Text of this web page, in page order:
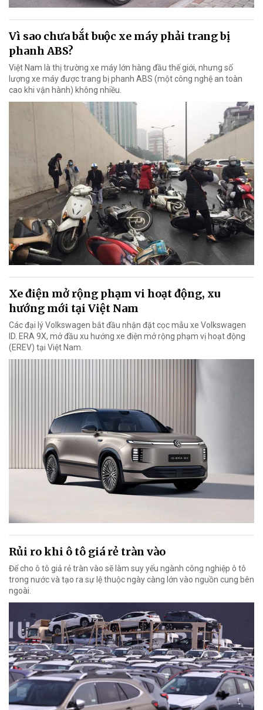
Vì sao chưa bắt buộc xe máy phải trang bị
phanh ABS?
Việt Nam là thị trường xe máy lớn hàng đầu thế giới, nhưng số
lượng xe máy được trang bị phanh ABS (một công nghệ an toàn
cao khi vận hành) không nhiều.
Xe điện mở rộng phạm vi hoạt động, xu
hướng mới tại Việt Nam
Các đại lý Volkswagen bắt đầu nhận đặt cọc mẫu xe Volkswagen
ID. ERA 9X, mở đầu xu hướng xe điện mở rộng phạm vị hoạt động
(EREV) tại Việt Nam.
Rủi ro khi ô tô giá rẻ tràn vào
Để cho ô tô giả rẻ tràn vào sẽ làm suy yếu ngành công nghiệp ô tô
trong nước và tạo ra sự lệ thuộc ngày càng lớn vào nguồn cung bên
ngoài.